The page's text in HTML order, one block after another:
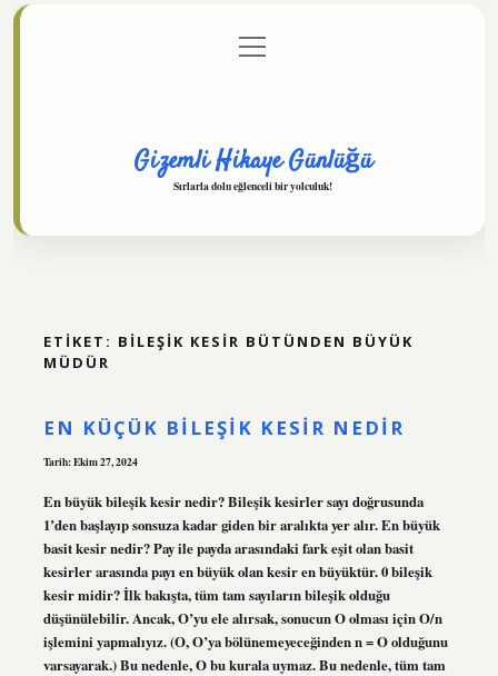
Gizlilik Politikası
menüyü
aç
Gizemli Hikaye Günlüğü
Sırlarla dolu eğlenceli bir yolculuk!
ETIKET: BILEŞIK KESIR BÜTÜNDEN BÜYÜK
MÜDÜR
EN KÜÇÜK BILEŞIK KESIR NEDIR
Tarih: Ekim 27, 2024
En büyük bileşik kesir nedir? Bileşik kesirler sayı doğrusunda
1’den başlayıp sonsuza kadar giden bir aralıkta yer alır. En büyük
basit kesir nedir? Pay ile payda arasındaki fark eşit olan basit
kesirler arasında payı en büyük olan kesir en büyüktür. 0 bileşik
kesir midir? İlk bakışta, tüm tam sayıların bileşik olduğu
düşünülebilir. Ancak, O’yu ele alırsak, sonucun O olması için O/n
işlemini yapmalıyız. (O, O’ya bölünemeyeceğinden n = O olduğunu
varsayarak.) Bu nedenle, O bu kurala uymaz. Bu nedenle, tüm tam